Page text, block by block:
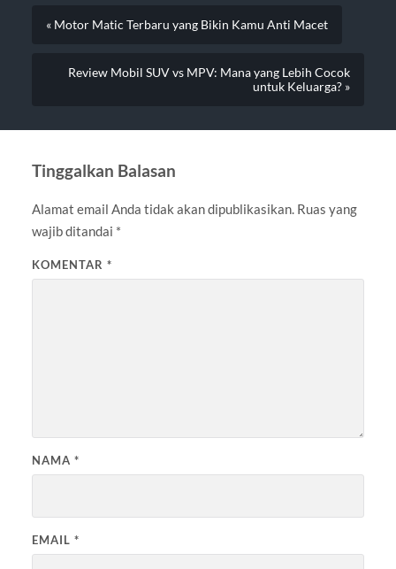
« Motor Matic Terbaru yang Bikin Kamu Anti Macet
Review Mobil SUV vs MPV: Mana yang Lebih Cocok
untuk Keluarga? »
Tinggalkan Balasan
Alamat email Anda tidak akan dipublikasikan. Ruas yang
wajib ditandai *
KOMENTAR *
NAMA *
EMAIL *